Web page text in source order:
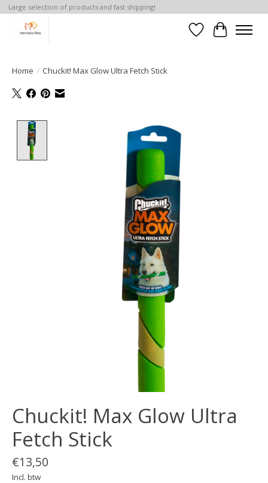
Large selection of products and fast shipping!
Verlanglijst
Home / Chuckit! Max Glow Ultra Fetch Stick
Product image slideshow Items
Chuckit! Max Glow Ultra
Fetch Stick
€13,50
Incl. btw